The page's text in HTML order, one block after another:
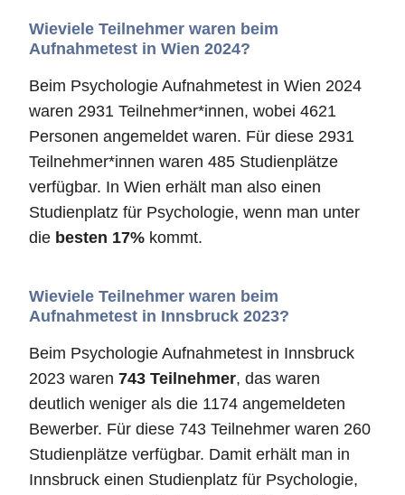
Wieviele Teilnehmer waren beim
Aufnahmetest in Wien 2024?
Beim Psychologie Aufnahmetest in Wien 2024
waren 2931 Teilnehmer*innen, wobei 4621
Personen angemeldet waren. Für diese 2931
Teilnehmer*innen waren 485 Studienplätze
verfügbar. In Wien erhält man also einen
Studienplatz für Psychologie, wenn man unter
die besten 17% kommt.
Wieviele Teilnehmer waren beim
Aufnahmetest in Innsbruck 2023?
Beim Psychologie Aufnahmetest in Innsbruck
2023 waren 743 Teilnehmer, das waren
deutlich weniger als die 1174 angemeldeten
Bewerber. Für diese 743 Teilnehmer waren 260
Studienplätze verfügbar. Damit erhält man in
Innsbruck einen Studienplatz für Psychologie,